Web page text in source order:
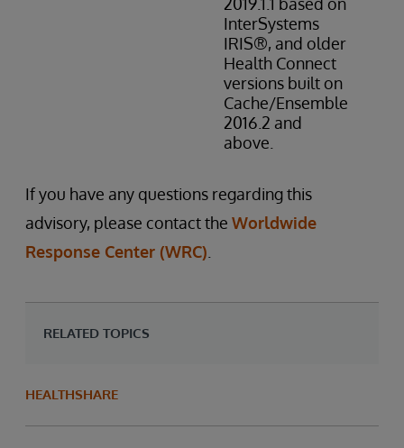
InterSystems
IRIS®, and older
Health Connect
versions built on
Cache/Ensemble
2016.2 and
above.
If you have any questions regarding this
advisory, please contact the Worldwide
Response Center (WRC)
RELATED TOPICS
HEALTHSHARE